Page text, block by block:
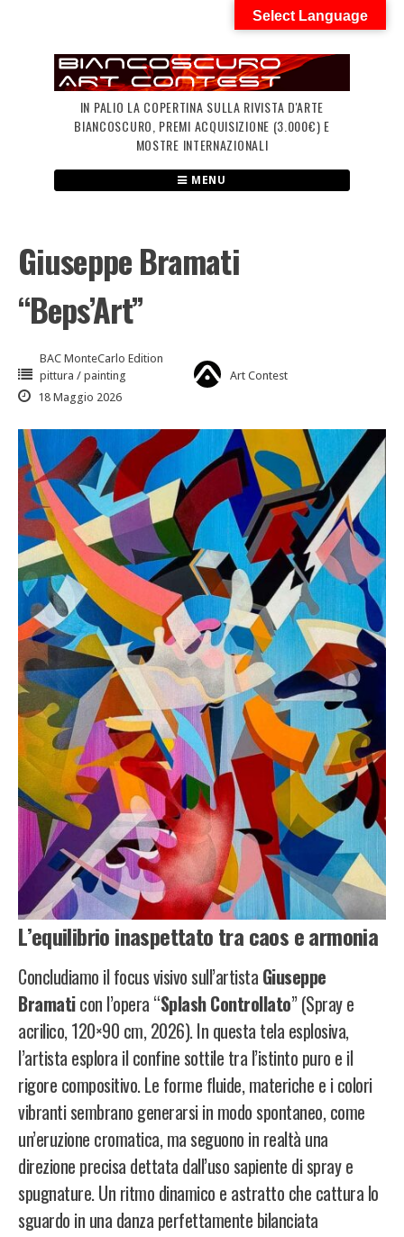
IN PALIO LA COPERTINA SULLA RIVISTA D'ARTE
BIANCOSCURO, PREMI ACQUISIZIONE (3.000€) E
MOSTRE INTERNAZIONALI
MENU
Giuseppe Bramati
“Beps’Art”
BAC MonteCarlo Edition
pittura / painting
Art Contest
18 Maggio 2026
L’equilibrio inaspettato tra caos e armonia
Concludiamo il focus visivo sull’artista Giuseppe
Bramaticon l’opera “Splash Controllato” (Spray e
acrilico, 120×90 cm, 2026). In questa tela esplosiva,
l’artista esplora il confine sottile tra l’istinto puro e il
rigore compositivo. Le forme fluide, materiche e i colori
vibranti sembrano generarsi in modo spontaneo, come
un’eruzione cromatica, ma seguono in realtà una
direzione precisa dettata dall’uso sapiente di spray e
spugnature. Un ritmo dinamico e astratto che cattura lo
sguardo in una danza perfettamente bilanciata
Select Language